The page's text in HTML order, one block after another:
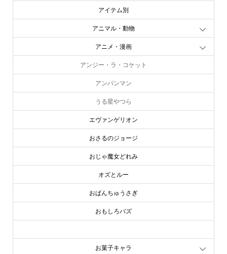
アイテム別
アニマル・動物
アニメ・漫画
アンジー・ラ・コケット
アンパンマン
うる星やつら
エヴァンゲリオン
おさるのジョージ
おじゃ魔女どれみ
オズとルー
おぱんちゅうさぎ
おもしろバズ
お菓子キャラ